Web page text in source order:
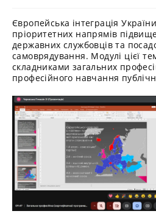
Європейська інтеграція
пріоритетних напрямів
державних службовців та
самоврядування. Модулі цієї
складниками загальних
професійного навчання